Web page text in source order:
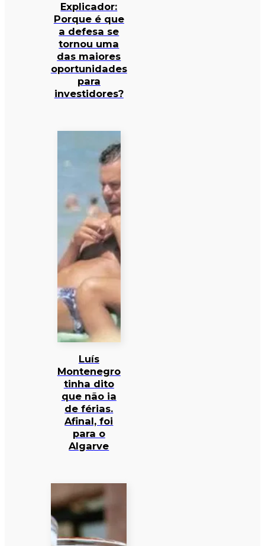
Explicador:
Porque é que
a defesa se
tornou uma
das maiores
oportunidades
para
investidores?
Luís
Montenegro
tinha dito
que não ia
de férias.
Afinal, foi
para o
Algarve